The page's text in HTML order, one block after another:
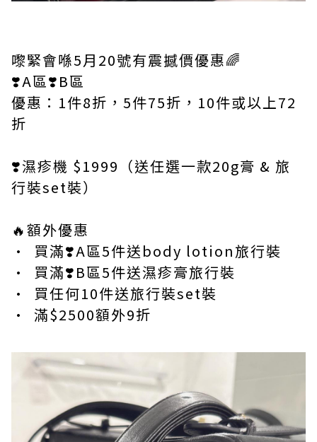
嚟緊會喺5月20號有震撼價優惠🌈
❣️A區❣️B區
優惠：1件8折，5件75折，10件或以上72
折
❣️濕疹機 $1999（送任選一款20g膏 & 旅
行裝set裝）
🔥額外優惠
•⁠ ⁠買滿❣️A區5件送body lotion旅行裝
•⁠ ⁠買滿❣️B區5件送濕疹膏旅行裝
•⁠ ⁠買任何10件送旅行裝set裝
•⁠ ⁠滿$2500額外9折